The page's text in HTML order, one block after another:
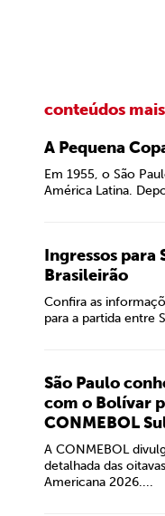
conteúdos
A Pequena
Em 1955, o São
América Latina.
Ingressos para
Brasileirão
Confira as
para a partida entre
São Paulo
com o Bolívar
CONMEBOL
A CONMEBOL
detalhada das
Americana 2026....